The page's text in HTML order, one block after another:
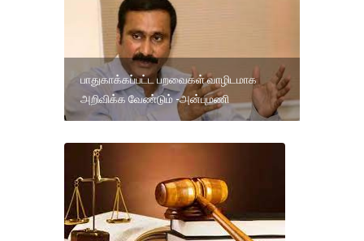
பாதுகாக்கப்பட்ட பறவைகள் வாழிடமாக
அறிவிக்க வேண்டும் -அன்புமணி